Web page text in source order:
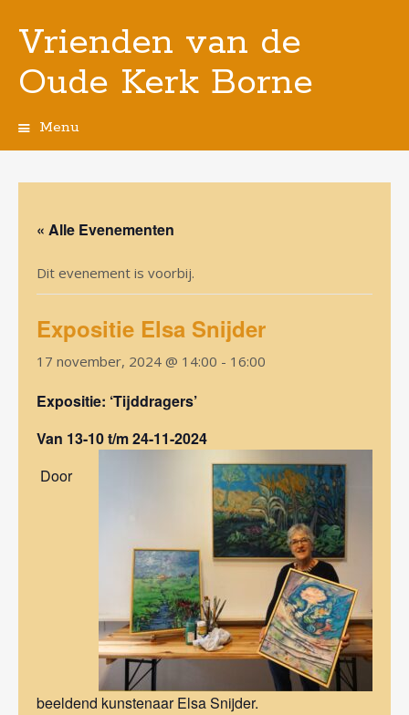
Vrienden van de
Oude Kerk Borne
Menu
de
« Alle Evenementen
Dit evenement is voorbij.
Expositie Elsa Snijder
17 november, 2024 @ 14:00 - 16:00
Expositie: ‘Tijddragers’
Van 13-10 t/m 24-11-2024
Door
beeldend kunstenaar Elsa Snijder.